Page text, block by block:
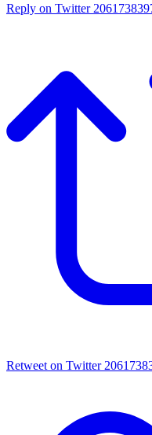
Reply on Twitter
Retweet on Twitter